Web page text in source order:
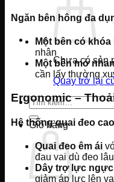
Chưa có sản
Quay trở lại
Tìm
kiếm:
Giỏ hàng
Ngăn bên hông đa
Một bên có khóa
nhân
Một bên mở
cần lấy thường
Ergonomic –
Hệ thống quai đeo
Quai đeo êm ái
đau vai dù đeo lâu
Dây trợ lực ngực
giảm áp lực lên